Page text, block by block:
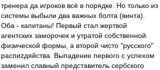
тренера да игроков всё в порядке. Но только из
системы выбыли два важных болта (винта).
Оба - капитаны! Первый стал жертвой
агентских заморочек и утратой собственной
физической формы, а второй чисто "русского"
распиzдяйства. Выпадение первого с успехом
заменил славный представитель сербского